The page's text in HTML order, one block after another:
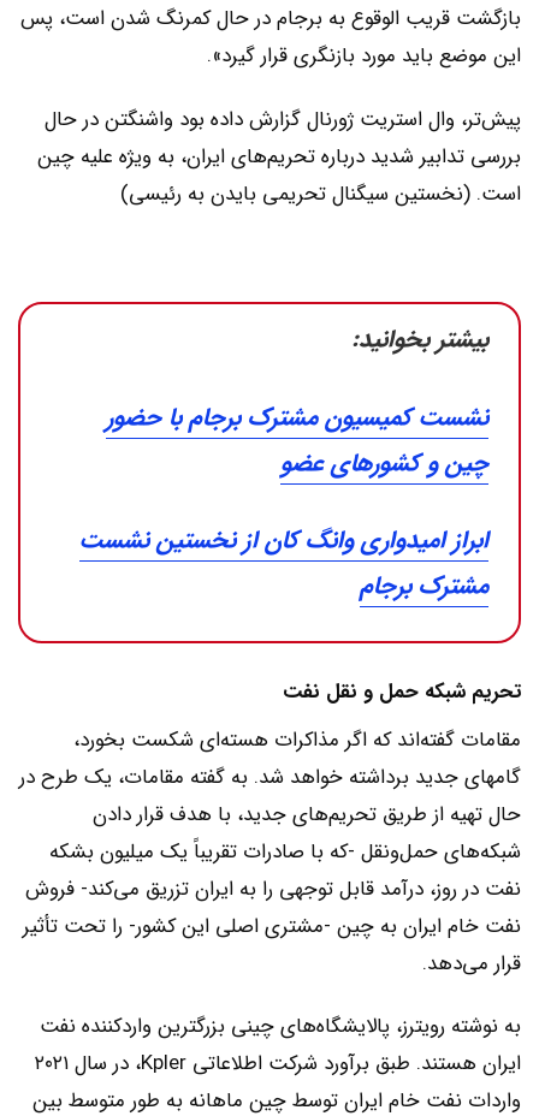
بازگشت قریب الوقوع به برجام در حال کمرنگ شدن است، پس
این موضع باید مورد بازنگری قرار گیرد».
پیش‌تر، وال استریت ژورنال گزارش داده بود واشنگتن در حال
بررسی تدابیر شدید درباره تحریم‌های ایران، به ویژه علیه چین
است. (نخستین سیگنال تحریمی بایدن به رئیسی)
بیشتر بخوانید:
نشست کمیسیون مشترک برجام با حضور
چین و کشورهای عضو
ابراز امیدواری وانگ کان از نخستین نشست
مشترک برجام
تحریم شبکه حمل و نقل نفت
مقامات گفته‌اند که اگر مذاکرات هسته‌ای شکست بخورد،
گامهای جدید برداشته خواهد شد. به گفته مقامات، یک طرح در
حال تهیه از طریق تحریم‌های جدید، با هدف قرار دادن
شبکه‌های حمل‌و‌نقل -که با صادرات تقریباً یک میلیون بشکه
نفت در روز، درآمد قابل توجهی را به ایران تزریق می‌کند- فروش
نفت خام ایران به چین -مشتری اصلی این کشور- را تحت تأثیر
قرار می‌دهد.
به نوشته رویترز، پالایشگاه‌های چینی بزرگترین واردکننده نفت
ایران هستند. طبق برآورد شرکت اطلاعاتی Kpler، در سال ۲۰۲۱
واردات نفت خام ایران توسط چین ماهانه به طور متوسط بین